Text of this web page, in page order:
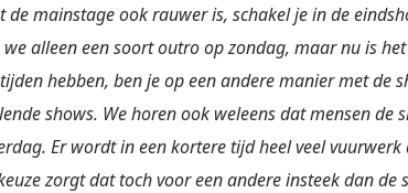
de mainstage ook rauwer is, schakel je in de
alleen een soort outro op zondag, maar nu is
hebben, ben je op een andere manier met de
shows. We horen ook weleens dat mensen
Er wordt in een kortere tijd heel veel
zorgt dat toch voor een andere insteek dan de